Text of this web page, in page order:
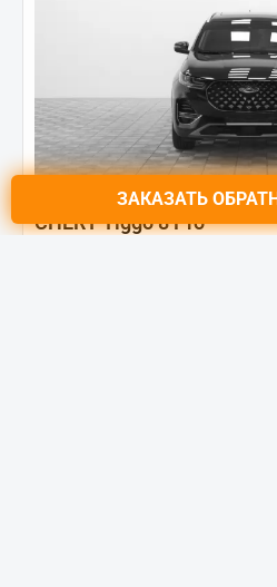
CHERY Tiggo 8 Pro
ЗАКАЗАТЬ